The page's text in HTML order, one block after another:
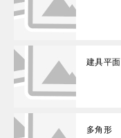
建具平面
多角形